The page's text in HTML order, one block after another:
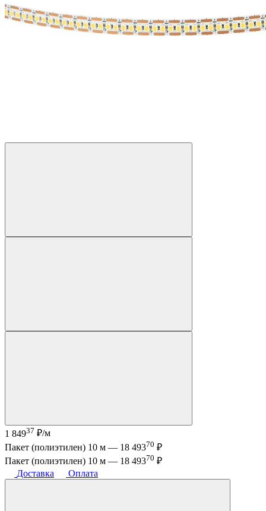
1 84937 ₽/м
Пакет (полиэтилен) 10 м — 18 49370 ₽
Пакет (полиэтилен) 10 м — 18 49370 ₽
Доставка
Оплата